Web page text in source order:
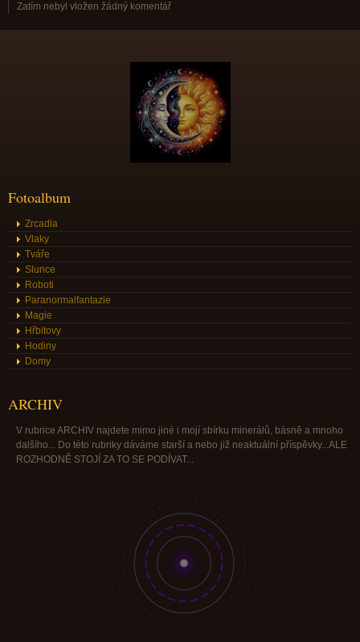
Zatím nebyl vložen žádný komentář
Fotoalbum
Zrcadla
Vlaky
Tváře
Slunce
Roboti
Paranormalfantazie
Magie
Hřbitovy
Hodiny
Domy
ARCHIV
V rubrice ARCHIV najdete mimo jiné i mojí sbírku minerálů, básně a mnoho
dalšího... Do této rubriky dáváme starší a nebo již neaktuální příspěvky...ALE
ROZHODNĚ STOJÍ ZA TO SE PODÍVAT...